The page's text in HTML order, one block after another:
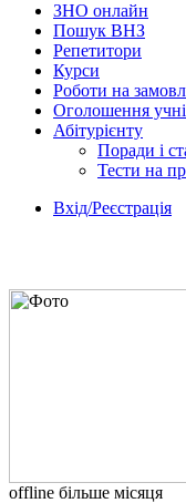
ЗНО онлайн
Пошук ВНЗ
Репетитори
Курси
Роботи на
Оголошення
Абітурієнту
Поради і
Тести на
Вхід/Реєстрація
offline більше місяця